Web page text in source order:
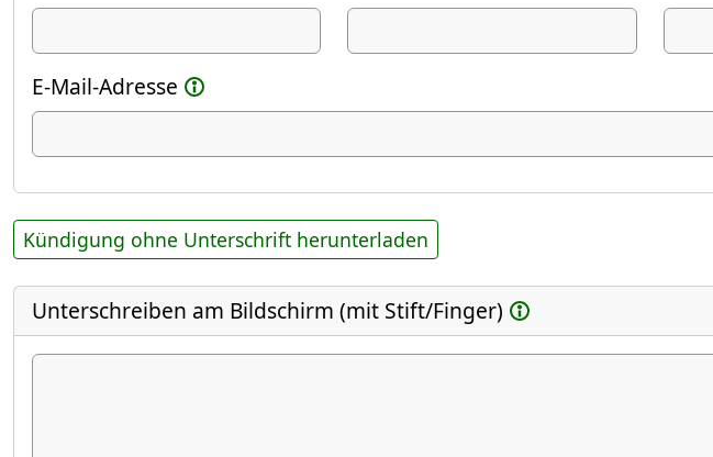
E-Mail-Adresse
Kündigung ohne Unterschrift herunterladen
Unterschreiben am Bildschirm (mit Stift/Finger)